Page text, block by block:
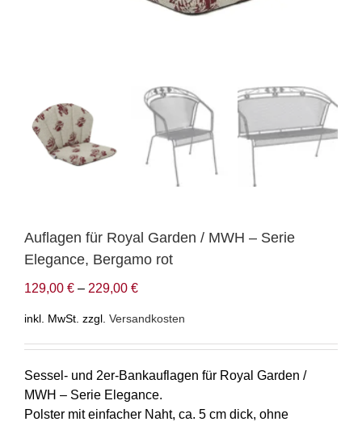
Auflagen für Royal Garden / MWH – Serie
Elegance, Bergamo rot
129,00 € – 229,00 €
inkl. MwSt. zzgl. Versandkosten
Sessel- und 2er-Bankauflagen für Royal Garden /
MWH – Serie Elegance.
Polster mit einfacher Naht, ca. 5 cm dick, ohne